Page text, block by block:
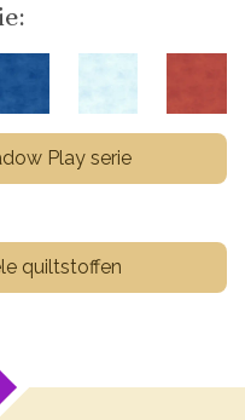
Play serie
quiltstoffen